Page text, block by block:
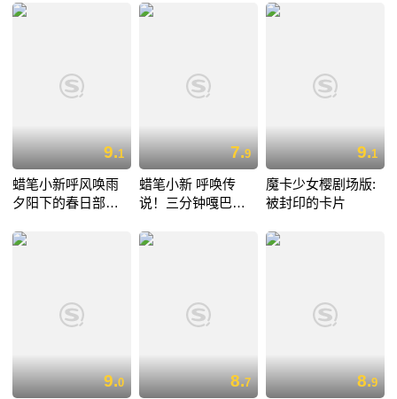
9.1
蜡笔小新呼风唤雨
夕阳下的春日部男
7.9
蜡笔小新 呼唤传
说！三分钟嘎巴大
9.1
魔卡少女樱剧场版:
被封印的卡片
9.0 8.7 8.9